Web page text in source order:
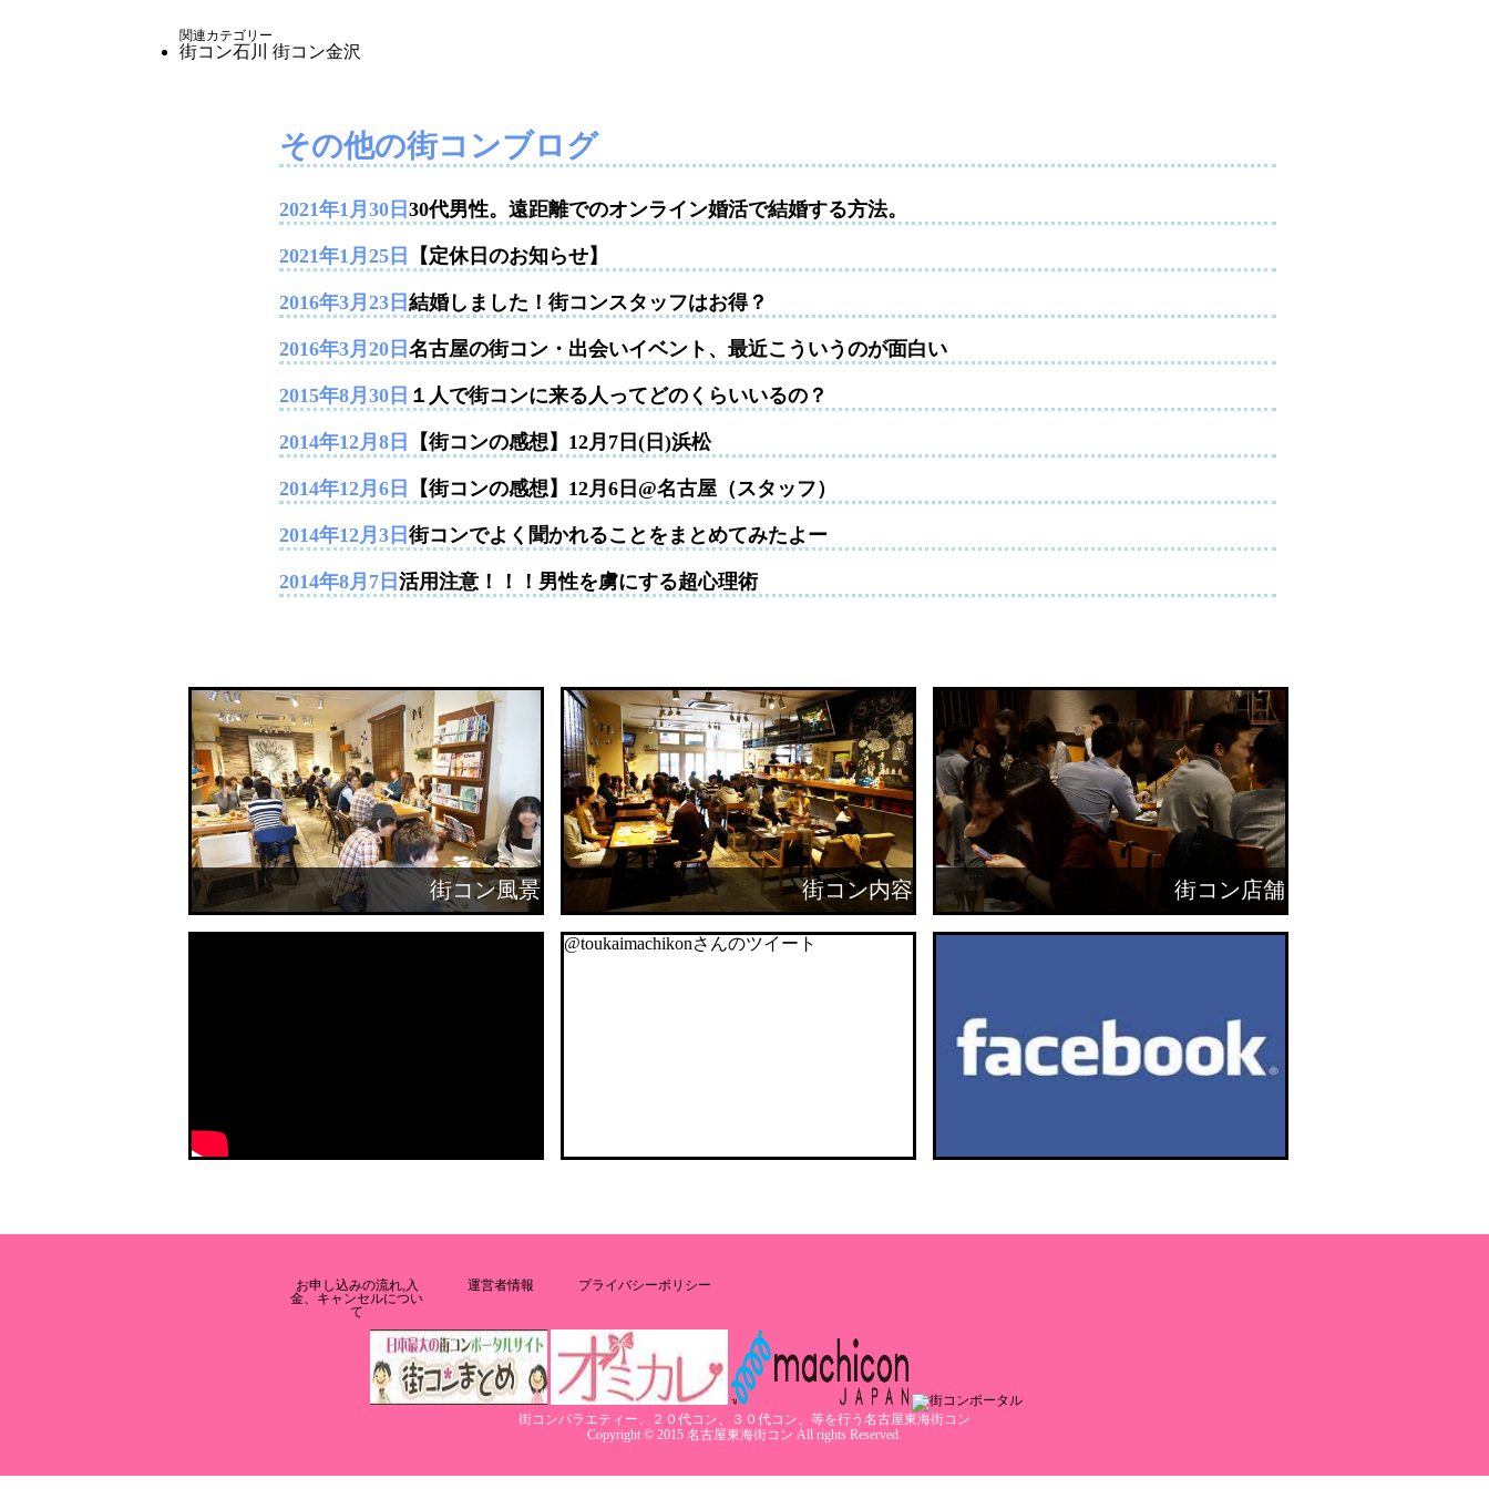
関連カテゴリー
街コン石川 街コン金沢
その他の街コンブログ
2021年1月30日 30代男性。遠距離でのオンライン婚活で結婚する方法。
2021年1月25日 【定休日のお知らせ】
2016年3月23日 結婚しました！街コンスタッフはお得？
2016年3月20日 名古屋の街コン・出会いイベント、最近こういうのが面白い
2015年8月30日 １人で街コンに来る人ってどのくらいいるの？
2014年12月8日 【街コンの感想】12月7日(日)浜松
2014年12月6日 【街コンの感想】12月6日@名古屋（スタッフ）
2014年12月3日 街コンでよく聞かれることをまとめてみたよー
2014年8月7日 活用注意！！！男性を虜にする超心理術
街コン風景 街コン内容 街コン店舗
@toukaimachikonさんのツイート
お申し込みの流れ,入
金、キャンセルについ
て
運営者情報 プライバシーポリシー
街コンバラエティー、２０代コン、３０代コン、等を行う名古屋東海街コン
Copyright © 2015 名古屋東海街コン All rights Reserved.